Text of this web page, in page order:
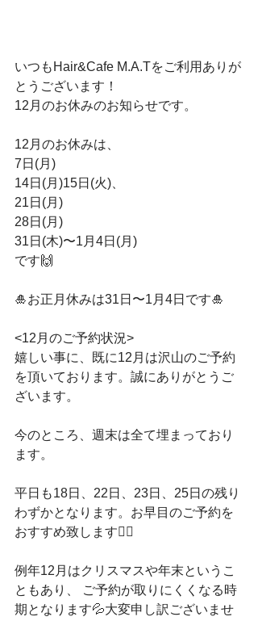
いつもHair&Cafe M.A.Tをご利用ありが
とうございます！﻿
12月のお休みのお知らせです。﻿
12月のお休みは、﻿
7日(月)﻿
14日(月)15日(火)、﻿
21日(月)﻿
28日(月)﻿
31日(木)〜1月4日(月)﻿
です🙌﻿
🎍お正月休みは31日〜1月4日です🎍﻿
<12月のご予約状況>﻿
嬉しい事に、既に12月は沢山のご予約
を頂いております。誠にありがとうご
ざいます。﻿
今のところ、週末は全て埋まっており
ます。﻿
平日も18日、22日、23日、25日の残り
わずかとなります。お早目のご予約を
おすすめ致します🙇‍♀️﻿
例年12月はクリスマスや年末というこ
ともあり、 ご予約が取りにくくなる時
期となります💦大変申し訳ございませ